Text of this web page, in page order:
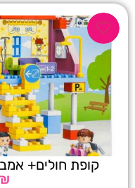
קופת חולים+